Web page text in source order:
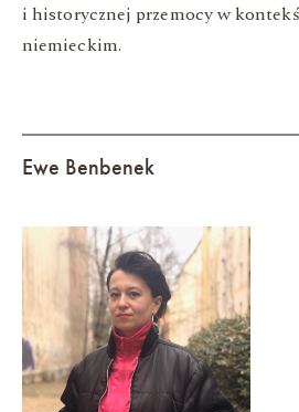
i historycznej przemocy w
niemieckim.
Ewe Benbenek